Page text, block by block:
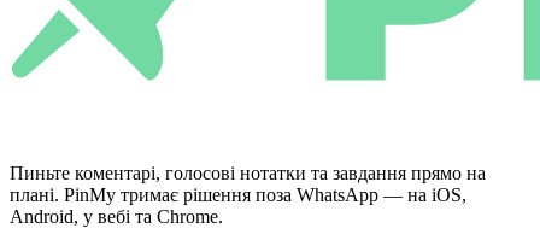
Пиньте коментарі, голосові нотатки та завдання прямо на
плані. PinMy тримає рішення поза WhatsApp — на iOS,
Android, у вебі та Chrome.